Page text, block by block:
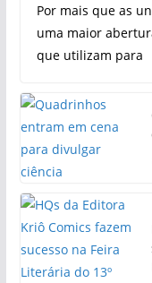
Por mais que as
uma maior
que utilizam para